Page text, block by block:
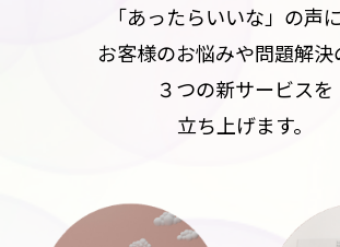
「あったらいいな」の声
お客様のお悩みや問題解決
３つの新サービスを
立ち上げます。